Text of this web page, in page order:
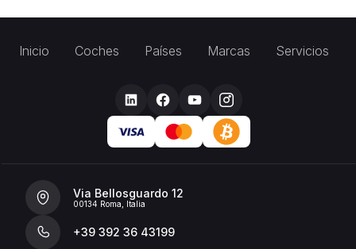
Inicio Coches Países Marcas Servicios
Via Bellosguardo 12
00134 Roma, Italia
+39 392 36 43199